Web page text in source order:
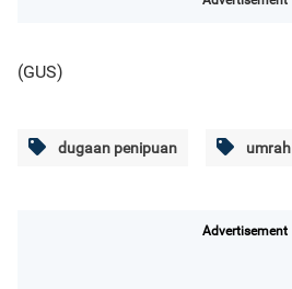
(GUS)
dugaan penipuan umrah
Advertisement